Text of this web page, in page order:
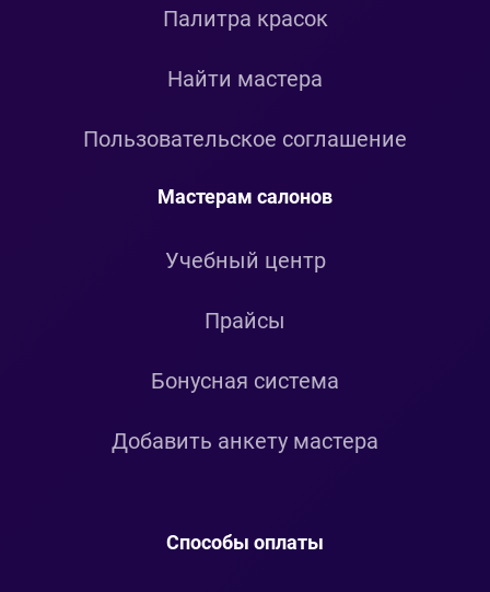
Палитра красок
Найти мастера
Пользовательское соглашение
Мастерам салонов
Учебный центр
Прайсы
Бонусная система
Добавить анкету мастера
Способы оплаты